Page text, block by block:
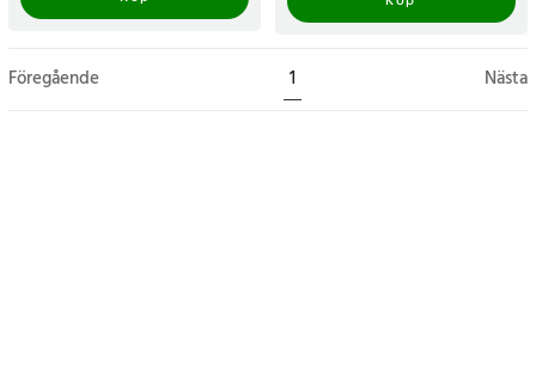
Föregående 1 Nästa